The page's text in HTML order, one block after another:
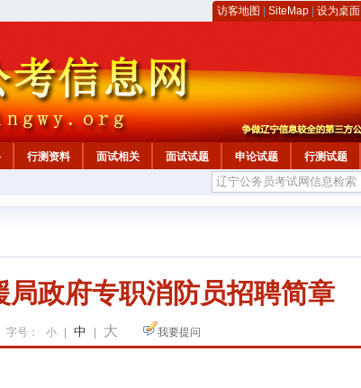
访客地图 SiteMap 设为桌面
行测资料 面试相关 面试试题 申论试题 行测试题
政府专职消防员招聘简章
字号： 小 中 大 我要提问